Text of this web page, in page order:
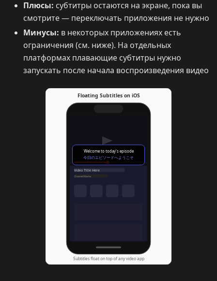
Плюсы: субтитры остаются на экране, пока вы
смотрите — переключать приложения не нужно
Минусы: в некоторых приложениях есть
ограничения (см. ниже). На отдельных
платформах плавающие субтитры нужно
запускать после начала воспроизведения видео